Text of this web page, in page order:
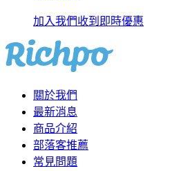
加入我們收到即時優惠
關於我們
最新消息
商品介紹
部落客推薦
常見問題